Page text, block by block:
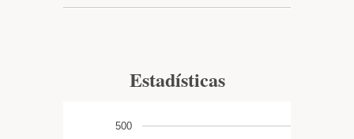
Estadísticas
500